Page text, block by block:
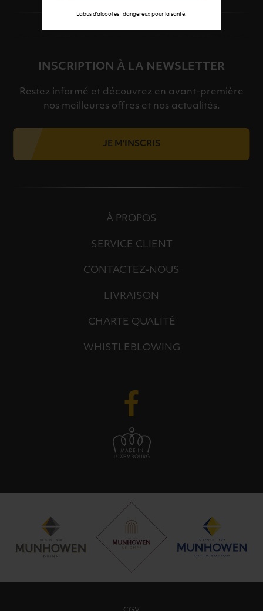
L’abus d’alcool est dangereux pour la santé.
INSCRIPTION À LA NEWSLETTER
Restez informé et découvrez en avant-première
nos meilleures offres et nos actualités.
JE M'INSCRIS
À PROPOS
SERVICE CLIENT
CONTACTEZ-NOUS
LIVRAISON
CHARTE QUALITÉ
WHISTLEBLOWING